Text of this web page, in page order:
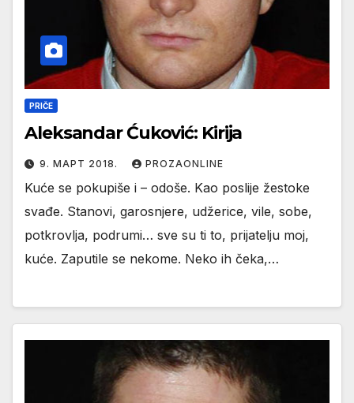
PRIČE
Aleksandar Ćuković: Kirija
9. МАРТ 2018. PROZAONLINE
Kuće se pokupiše i – odoše. Kao poslije žestoke
svađe. Stanovi, garosnjere, udžerice, vile, sobe,
potkrovlja, podrumi… sve su ti to, prijatelju moj,
kuće. Zaputile se nekome. Neko ih čeka,…